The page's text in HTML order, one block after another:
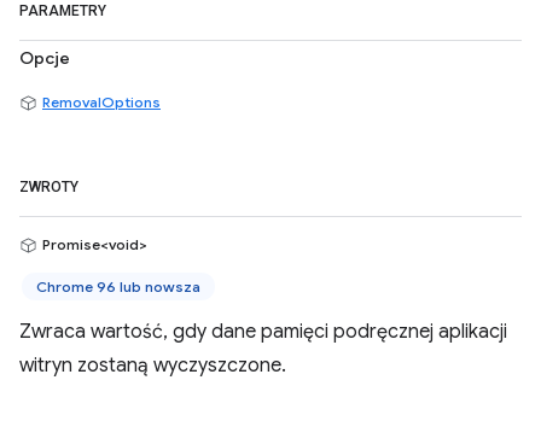
PARAMETRY
Opcje
RemovalOptions
ZWROTY
Promise<void>
Chrome 96 lub nowsza
Zwraca wartość, gdy dane pamięci podręcznej aplikacji
witryn zostaną wyczyszczone.